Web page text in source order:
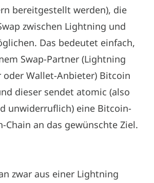
bereitgestellt werden), die
zwischen Lightning und
Das bedeutet einfach,
Swap-Partner (Lightning
oder Wallet-Anbieter) Bitcoin
dieser sendet atomic (also
unwiderruflich) eine Bitcoin-
Chain an das gewünschte Ziel.
zwar aus einer Lightning